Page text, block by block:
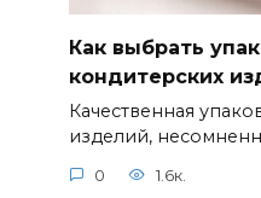
Как выбрать
кондитерских
Качественная
изделий,
0 1.6к.